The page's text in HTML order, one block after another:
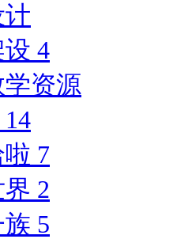
设 4
资源
14
7
2
族 5